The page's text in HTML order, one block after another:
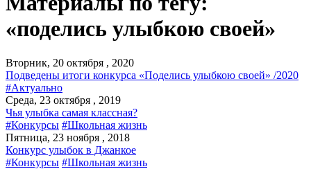
«поделись улыбкою своей»
Вторник, 20 октября , 2020
Подведены итоги конкурса «Поделись улыбкою своей» /2020
#Актуально
Среда, 23 октября , 2019
Чья улыбка самая классная?
#Конкурсы #Школьная жизнь
Пятница, 23 ноября , 2018
Конкурс улыбок в Джанкое
#Конкурсы #Школьная жизнь